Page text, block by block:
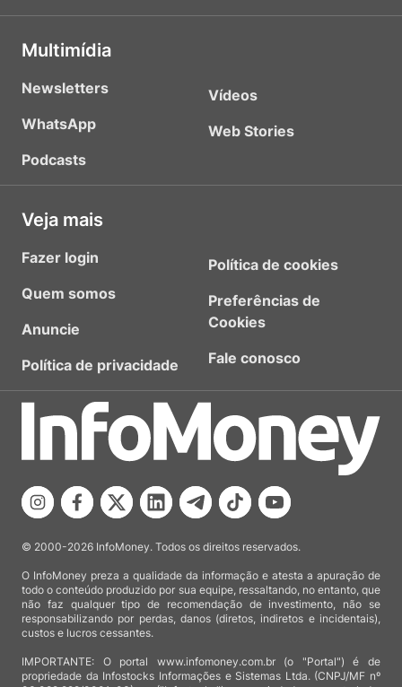
Multimídia
Newsletters
WhatsApp
Podcasts
Vídeos
Web Stories
Veja mais
Fazer login
Quem somos
Anuncie
Política de privacidade
Política de cookies
Preferências de
Cookies
Fale conosco
© 2000-2026 InfoMoney. Todos os direitos reservados.
O InfoMoney preza a qualidade da informação e atesta a apuração de
todo o conteúdo produzido por sua equipe, ressaltando, no entanto, que
não faz qualquer tipo de recomendação de investimento, não se
responsabilizando por perdas, danos (diretos, indiretos e incidentais),
custos e lucros cessantes.
IMPORTANTE: O portal www.infomoney.com.br (o "Portal") é de
propriedade da Infostocks Informações e Sistemas Ltda. (CNPJ/MF nº